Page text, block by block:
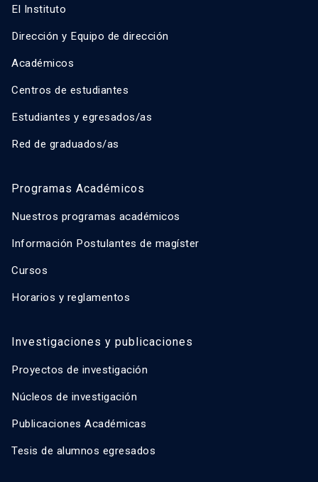
El Instituto
Dirección y Equipo de dirección
Académicos
Centros de estudiantes
Estudiantes y egresados/as
Red de graduados/as
Programas Académicos
Nuestros programas académicos
Información Postulantes de magíster
Cursos
Horarios y reglamentos
Investigaciones y publicaciones
Proyectos de investigación
Núcleos de investigación
Publicaciones Académicas
Tesis de alumnos egresados